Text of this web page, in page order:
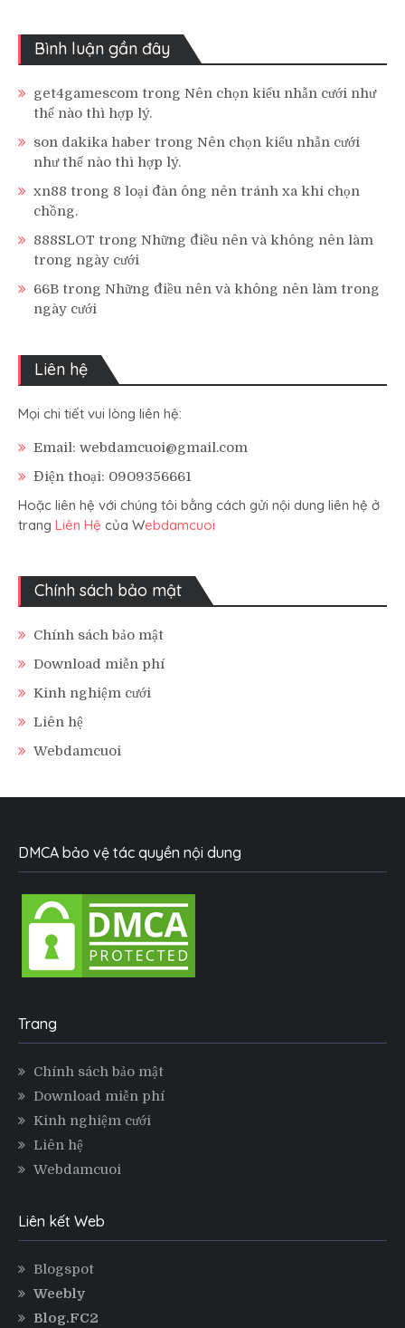
Bình luận gần đây
get4gamescom trong Nên chọn kiểu nhẫn cưới như
thế nào thì hợp lý.
son dakika haber trong Nên chọn kiểu nhẫn cưới
như thế nào thì hợp lý.
xn88 trong 8 loại đàn ông nên tránh xa khi chọn
chồng.
888SLOT trong Những điều nên và không nên làm
trong ngày cưới
66B trong Những điều nên và không nên làm trong
ngày cưới
Liên hệ
Mọi chi tiết vui lòng liên hệ:
Email: webdamcuoi@gmail.com
Điện thoại: 0909356661
Hoặc liên hệ với chúng tôi bằng cách gửi nội dung liên hệ ở
trang Liên Hệ của Webdamcuoi
Chính sách bảo mật
Chính sách bảo mật
Download miễn phí
Kinh nghiệm cưới
Liên hệ
Webdamcuoi
DMCA bảo vệ tác quyền nội dung
Trang
Chính sách bảo mật
Download miễn phí
Kinh nghiệm cưới
Liên hệ
Webdamcuoi
Liên kết Web
Blogspot
Weebly
Blog.FC2